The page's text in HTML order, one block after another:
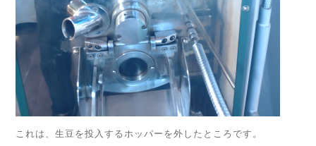
これは、生豆を投入するホッパーを外したところです。